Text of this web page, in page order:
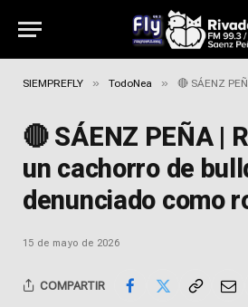
SIEMPREFLY » TodoNea » 🔴 SÁENZ PEÑA |
🔴 SÁENZ PEÑA |
un cachorro de
denunciado como
15 de mayo de 2026
COMPARTIR